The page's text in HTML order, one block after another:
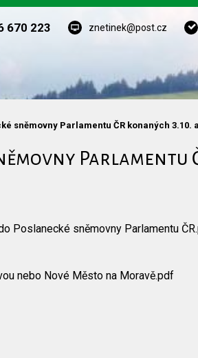
670 223 znetinek@post.cz
sněmovny Parlamentu ČR konaných 3.10.
Parlamentu
Poslanecké sněmovny Parlamentu
nebo Nové Město na Moravě.pdf